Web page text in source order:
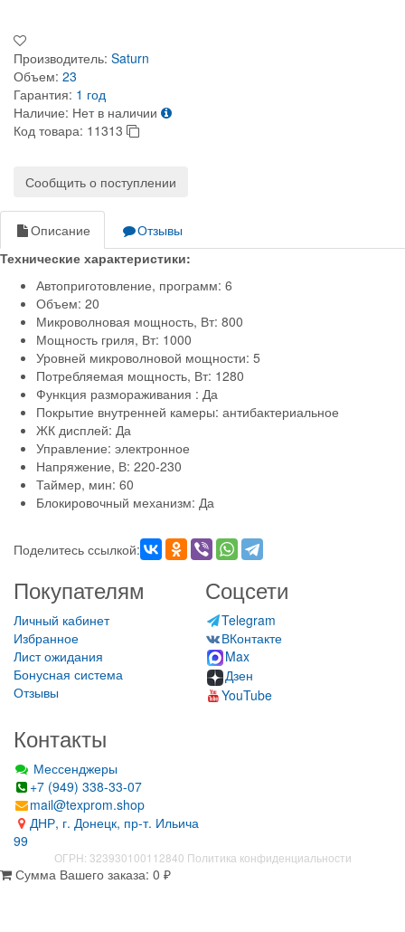
Производитель: Saturn
Объем: 23
Гарантия: 1 год
Наличие: Нет в наличии
Код товара: 11313
Сообщить о поступлении
Описание
Отзывы
Технические характеристики:
Автоприготовление, программ: 6
Объем: 20
Микроволновая мощность, Вт: 800
Мощность гриля, Вт: 1000
Уровней микроволновой мощности: 5
Потребляемая мощность, Вт: 1280
Функция размораживания : Да
Покрытие внутренней камеры: антибактериальное
ЖК дисплей: Да
Управление: электронное
Напряжение, В: 220-230
Таймер, мин: 60
Блокировочный механизм: Да
Поделитесь ссылкой:
Покупателям
Личный кабинет
Избранное
Лист ожидания
Бонусная система
Отзывы
Соцсети
Telegram
ВКонтакте
Max
Дзен
YouTube
Контакты
Мессенджеры
+7 (949) 338-33-07
mail@texprom.shop
ДНР, г. Донецк, пр-т. Ильича
99
ОГРН: 323930100112840 Политика конфиденциальности
Сумма Вашего заказа: 0 ₽